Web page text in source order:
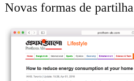
Novas formas de partilha